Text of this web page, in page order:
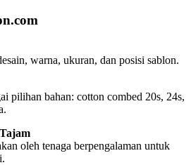
warna, ukuran, dan posisi sablon.
pilihan bahan: cotton combed 20s, 24s,
oleh tenaga berpengalaman untuk